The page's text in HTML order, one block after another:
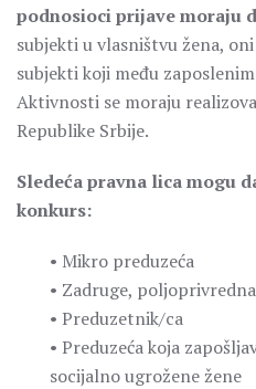
podnosioci prijave moraju
subjekti u vlasništvu žena,
subjekti koji među
Aktivnosti se moraju
Republike Srbije.
Sledeća pravna lica mogu
konkurs:
• Mikro preduzeća
• Zadruge,
• Preduzetnik/ca
• Preduzeća koja
socijalno ugrožene žene